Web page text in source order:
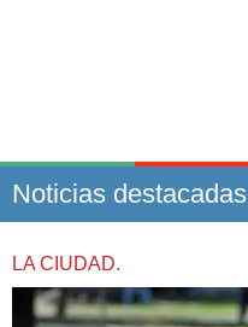
Noticias destacadas
LA CIUDAD.